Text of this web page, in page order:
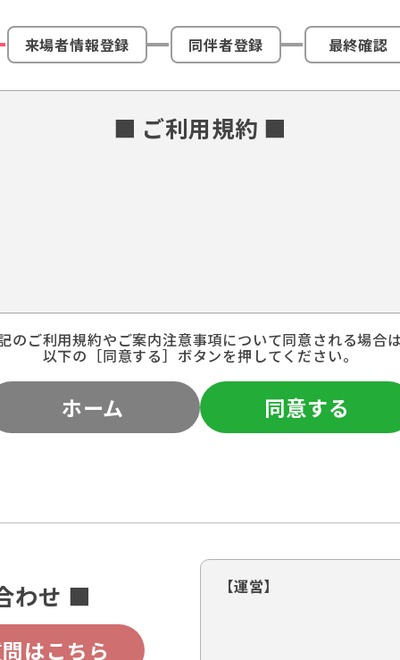
来場者情報登録 同伴者登録 最終確認
■ ご利用規約 ■
のご利用規約やご案内注意事項について同意される場合
以下の［同意する］ボタンを押してください。
ホーム 同意する
わせ ■
はこちら
【運営】